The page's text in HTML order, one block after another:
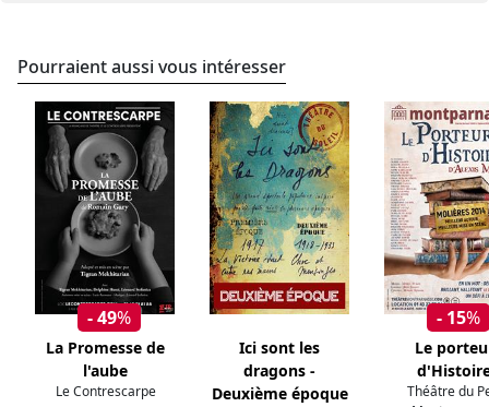
Pourraient aussi vous intéresser
- 49%
La Promesse de
l'aube
Le Contrescarpe
Ici sont les
dragons -
Deuxième époque
- 15%
Le
Théâtre du